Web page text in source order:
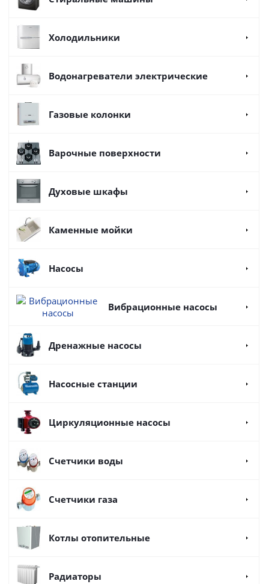
Холодильники
Водонагреватели электрические
Газовые колонки
Варочные поверхности
Духовые шкафы
Каменные мойки
Насосы
Вибрационные насосы
Дренажные насосы
Насосные станции
Циркуляционные насосы
Счетчики воды
Счетчики газа
Котлы отопительные
Радиаторы